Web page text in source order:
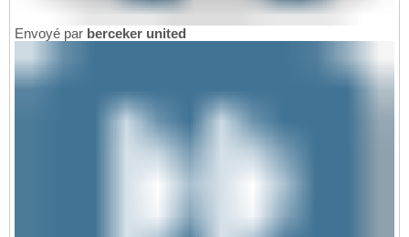
Envoyé par berceker united